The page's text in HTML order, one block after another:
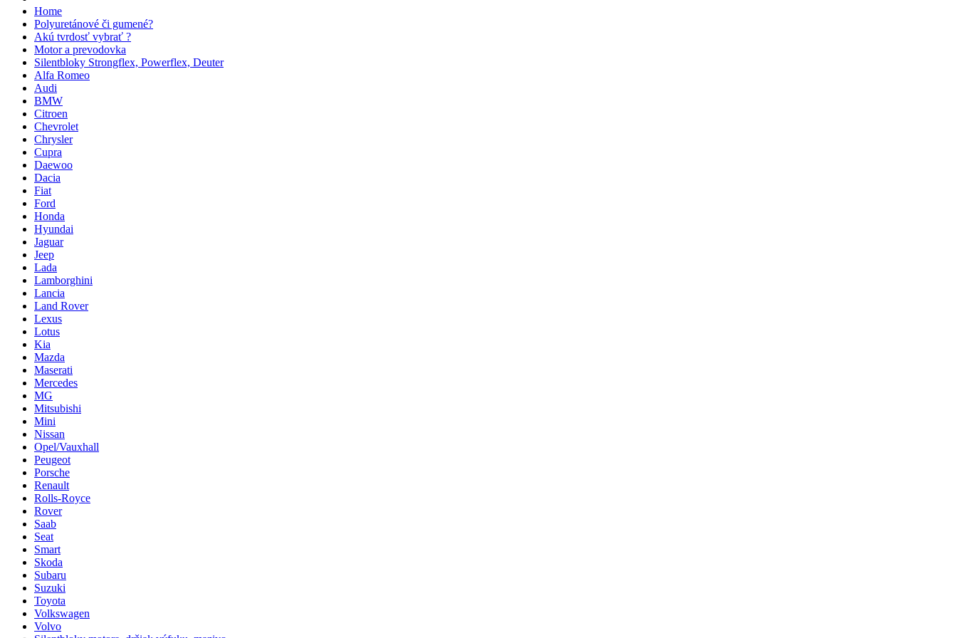
Home
Polyuretánové či gumené?
Akú tvrdosť vybrať ?
Motor a prevodovka
Silentbloky Strongflex, Powerflex, Deuter
Alfa Romeo
Audi
BMW
Citroen
Chevrolet
Chrysler
Cupra
Daewoo
Dacia
Fiat
Ford
Honda
Hyundai
Jaguar
Jeep
Lada
Lamborghini
Lancia
Land Rover
Lexus
Lotus
Kia
Mazda
Maserati
Mercedes
MG
Mitsubishi
Mini
Nissan
Opel/Vauxhall
Peugeot
Porsche
Renault
Rolls-Royce
Rover
Saab
Seat
Smart
Skoda
Subaru
Suzuki
Toyota
Volkswagen
Volvo